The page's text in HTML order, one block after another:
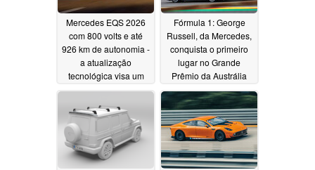
Mercedes EQS 2026
com 800 volts e até
926 km de autonomia -
a atualização
tecnológica visa um
problema de imagem
Fórmula 1: George
Russell, da Mercedes,
conquista o primeiro
lugar no Grande
Prêmio da Austrália
03/09/2026